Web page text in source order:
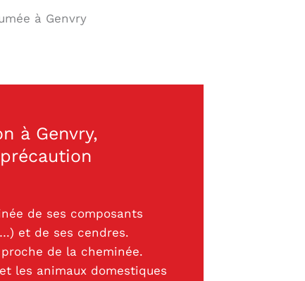
à Genvry
à Genvry,
de ses composants
et de ses cendres.
de la cheminée.
les animaux domestiques